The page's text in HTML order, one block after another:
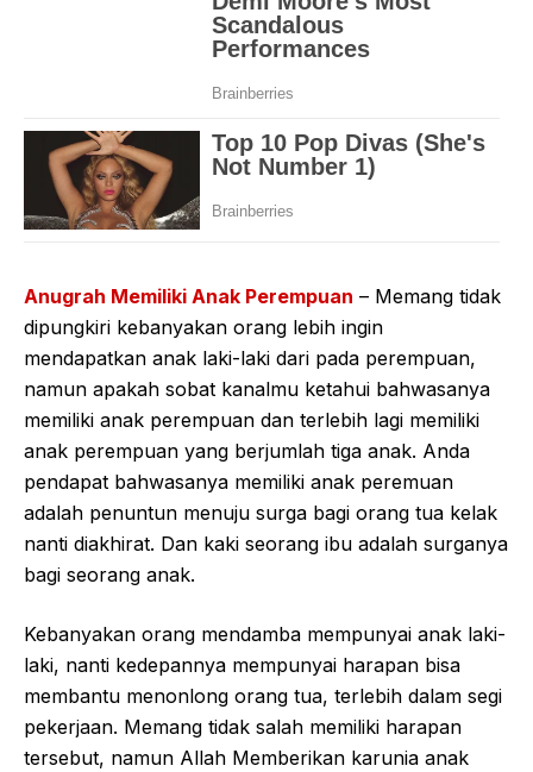
Anugrah Memiliki Anak Perempuan – Memang tidak
dipungkiri kebanyakan orang lebih ingin
mendapatkan anak laki-laki dari pada perempuan,
namun apakah sobat kanalmu ketahui bahwasanya
memiliki anak perempuan dan terlebih lagi memiliki
anak perempuan yang berjumlah tiga anak. Anda
pendapat bahwasanya memiliki anak peremuan
adalah penuntun menuju surga bagi orang tua kelak
nanti diakhirat. Dan kaki seorang ibu adalah surganya
bagi seorang anak.
Kebanyakan orang mendamba mempunyai anak laki-
laki, nanti kedepannya mempunyai harapan bisa
membantu menonlong orang tua, terlebih dalam segi
pekerjaan. Memang tidak salah memiliki harapan
tersebut, namun Allah Memberikan karunia anak